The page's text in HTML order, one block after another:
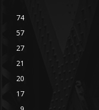
74
57
27
21
20
17